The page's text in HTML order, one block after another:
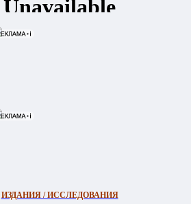
ИЗДАНИЯ / ИССЛЕДОВАНИЯ